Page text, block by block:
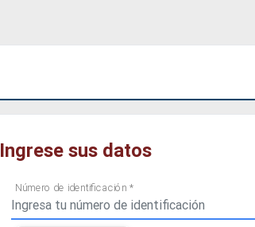
Ingrese sus datos
Número de identificación *